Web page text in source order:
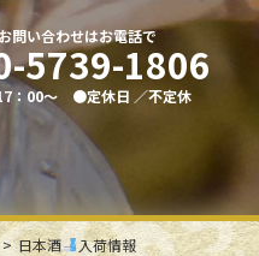
問い合わせはお電話で
5739-1806
：00〜 ●定休⽇ ／不定休
日本酒 入荷情報